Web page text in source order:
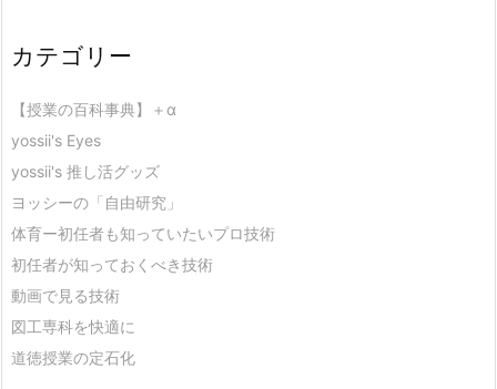
カテゴリー
【授業の百科事典】＋α
yossii's Eyes
yossii's 推し活グッズ
ヨッシーの「自由研究」
体育ー初任者も知っていたいプロ技術
初任者が知っておくべき技術
動画で見る技術
図工専科を快適に
道徳授業の定石化